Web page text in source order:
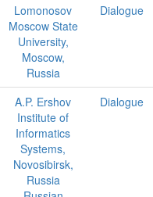
Lomonosov
Moscow State
University,
Moscow,
Russia
Dialogue
A.P. Ershov
Institute of
Informatics
Systems,
Novosibirsk,
Russia
Dialogue